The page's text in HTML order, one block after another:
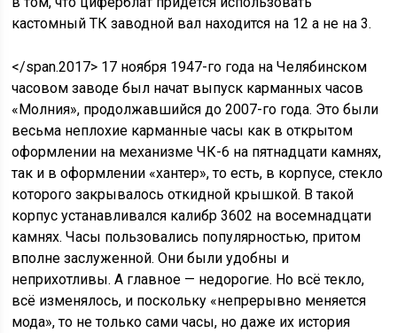
кастомный ТК заводной вал находится на 12 а не на 3.
</span.2017> 17 ноября 1947-го года на Челябинском
часовом заводе был начат выпуск карманных часов
«Молния», продолжавшийся до 2007-го года. Это были
весьма неплохие карманные часы как в открытом
оформлении на механизме ЧК-6 на пятнадцати камнях,
так и в оформлении «хантер», то есть, в корпусе, стекло
которого закрывалось откидной крышкой. В такой
корпус устанавливался калибр 3602 на восемнадцати
камнях. Часы пользовались популярностью, притом
вполне заслуженной. Они были удобны и
неприхотливы. А главное — недорогие. Но всё текло,
всё изменялось, и поскольку «непрерывно меняется
мода», то не только сами часы, но даже их история